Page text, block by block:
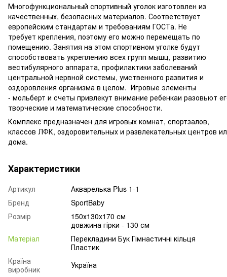
Многофункциональный спортивный уголок изготовлен из
качественных, безопасных материалов. Соответствует
европейским стандартам и требованиям ГОСТа. Не
требует крепления, поэтому его можно перемещать по
помещению. Занятия на этом спортивном уголке будут
способствовать укреплению всех групп мышц, развитию
вестибулярного аппарата, профилактики заболеваний
центральной нервной системы, умственного развития и
оздоровления организма в целом. Игровые элементы
- мольберт и счеты привлекут внимание ребенкаи разовьют
творческие и математические способности.
Комплекс предназначен для игровых комнат, спортзалов,
классов ЛФК, оздоровительных и развлекательных центров
дома.
Характеристики
Артикул
Акварелька Plus 1-1
Бренд
SportBaby
Розмір
150х130х170 см
довжина гірки - 130 см
Матеріал
Перекладини Бук Гімнастичні кільця
Пластик
Країна
виробник
Україна